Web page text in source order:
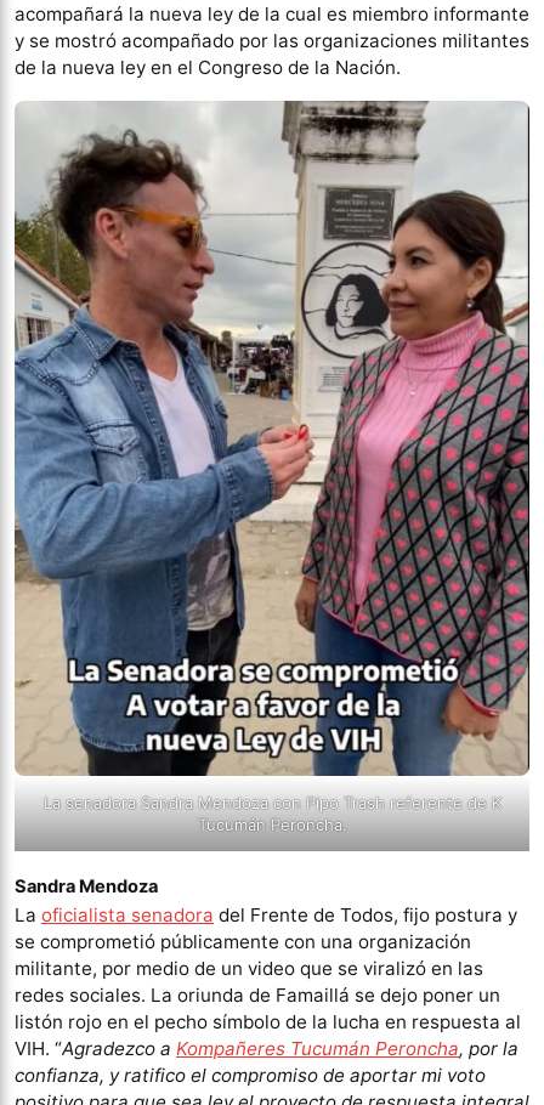
acompañará la nueva ley de la cual es miembro informante
y se mostró acompañado por las organizaciones militantes
de la nueva ley en el Congreso de la Nación.
La senadora Sandra Mendoza con Pipo Trash referente de K
Tucumán Peroncha.
Sandra Mendoza
La oficialista senadora del Frente de Todos, fijo postura y
se comprometió públicamente con una organización
militante, por medio de un video que se viralizó en las
redes sociales. La oriunda de Famaillá se dejo poner un
listón rojo en el pecho símbolo de la lucha en respuesta al
VIH. “Agradezco a Kompañeres Tucumán Peroncha, por la
confianza, y ratifico el compromiso de aportar mi voto